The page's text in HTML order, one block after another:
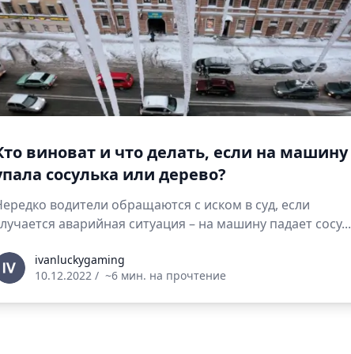
виноват и что делать, если на машину
сосулька или дерево?
водители обращаются с иском в суд, если
аварийная ситуация – на машину падает сосу...
ivanluckygaming
10.12.2022 / ~6 мин. на прочтение